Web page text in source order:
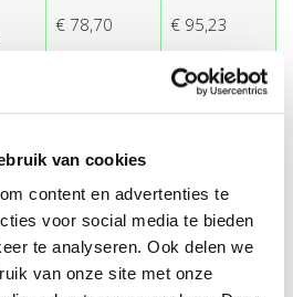
van cookies
content en advertenties te
voor social media te bieden
te analyseren. Ook delen we
van onze site met onze
€ 78,70 € 95,23
€ 73,08
€ 78,70
€ 126,50 n.v.t.
€ 4,30
n.v.t.